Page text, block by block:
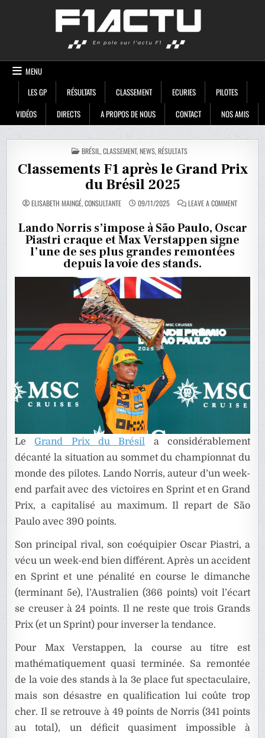
MENU
LES GP
RÉSULTATS CLASSEMENT ECURIES
PILOTES
VIDÉOS
DIRECTS A PROPOS DE NOUS CONTACT NOS AMIS
POSTED
IN
BRÉSIL,CLASSEMENT,NEWS,RÉSULTATS
Classements F1 après le Grand Prix
du Brésil 2025
ELISABETH MAINGÉ, CONSULTANTE 09/11/2025 LEAVE A COMMENTON
APRÈS
LE
GRAND
PRIX
Lando Norris s’impose à São Paulo, Oscar
Piastri craque et Max Verstappen signe
l’une de ses plus grandes remontées
depuis la voie des stands.
LeGrand Prix du Brésil a considérablement
décanté la situation au sommet du championnat du
monde des pilotes. Lando Norris, auteur d’un week-
end parfait avec des victoires en Sprint et en Grand
Prix, a capitalisé au maximum. Il repart de São
Paulo avec 390 points.
Son principal rival, son coéquipier Oscar Piastri, a
vécu un week-end bien différent. Après un accident
en Sprint et une pénalité en course le dimanche
(terminant 5e), l’Australien (366 points) voit l’écart
se creuser à 24 points. Il ne reste que trois Grands
Prix (et un Sprint) pour inverser la tendance.
Pour Max Verstappen, la course au titre est
mathématiquement quasi terminée. Sa remontée
de la voie des stands à la 3e place fut spectaculaire,
mais son désastre en qualification lui coûte trop
cher. Il se retrouve à 49 points de Norris (341 points
au total), un déficit quasiment impossible à